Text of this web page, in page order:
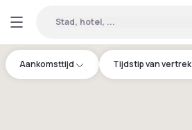
Stad, hotel, ...
Aankomsttijd Tijdstip van vertrek